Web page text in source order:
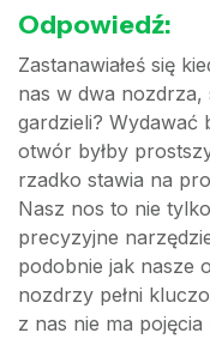
Odpowiedź:
Zastanawiałeś się
nas w dwa
gardzieli? Wydawać
otwór byłby
rzadko stawia na
Nasz nos to nie
precyzyjne
podobnie jak nasze
nozdrzy pełni
z nas nie ma